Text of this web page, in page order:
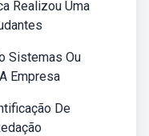
Realizou Uma
Sistemas Ou
Empresa
De